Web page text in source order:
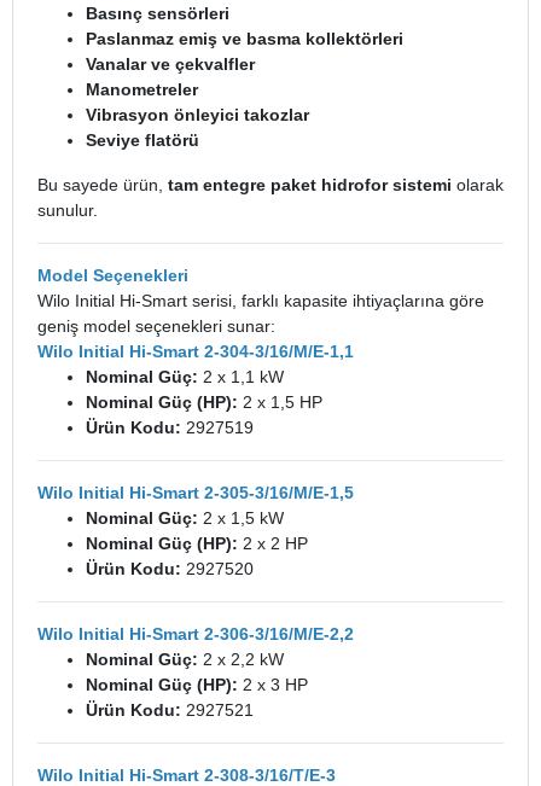
Basınç sensörleri
Paslanmaz emiş ve basma kollektörleri
Vanalar ve çekvalfler
Manometreler
Vibrasyon önleyici takozlar
Seviye flatörü
Bu sayede ürün, tam entegre paket hidrofor sistemi olarak
sunulur.
Model Seçenekleri
Wilo Initial Hi-Smart serisi, farklı kapasite ihtiyaçlarına göre
geniş model seçenekleri sunar:
Wilo Initial Hi-Smart 2-304-3/16/M/E-1,1
Nominal Güç: 2 x 1,1 kW
Nominal Güç (HP): 2 x 1,5 HP
Ürün Kodu: 2927519
Wilo Initial Hi-Smart 2-305-3/16/M/E-1,5
Nominal Güç: 2 x 1,5 kW
Nominal Güç (HP): 2 x 2 HP
Ürün Kodu: 2927520
Wilo Initial Hi-Smart 2-306-3/16/M/E-2,2
Nominal Güç: 2 x 2,2 kW
Nominal Güç (HP): 2 x 3 HP
Ürün Kodu: 2927521
Wilo Initial Hi-Smart 2-308-3/16/T/E-3